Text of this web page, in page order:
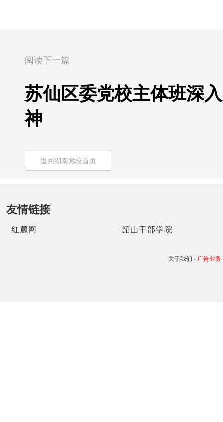
阅读下一篇
苏仙区委党校主体班深
神
返回湖南党校首页
友情链接
红麓网 韶山干部学院
关于我们 - 广告业务